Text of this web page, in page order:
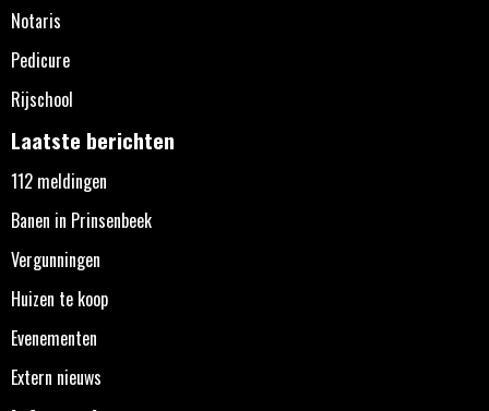
Notaris
Pedicure
Rijschool
Laatste berichten
112 meldingen
Banen in Prinsenbeek
Vergunningen
Huizen te koop
Evenementen
Extern nieuws